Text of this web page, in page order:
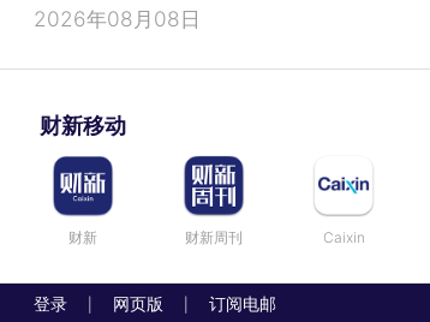
2026年08月08日
财新移动
财新 财新周刊 Caixin
登录 网页版 订阅电邮